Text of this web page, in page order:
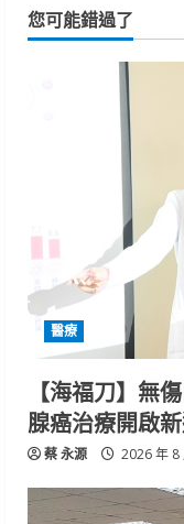
您可能錯過了
醫療
【海福刀】無
腺癌治療開啟
蔡 永源 2026 年 8